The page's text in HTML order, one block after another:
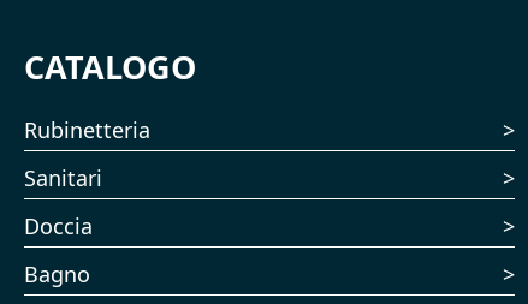
CATALOGO
Rubinetteria
Sanitari
Doccia
Bagno